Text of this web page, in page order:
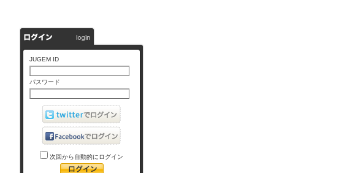
JUGEM ID
パスワード
次回から自動的にログイン